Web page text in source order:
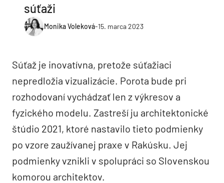
súťaži
Monika Voleková-15. marca 2023
Súťaž je inovatívna, pretože súťažiaci
nepredložia vizualizácie. Porota bude pri
rozhodovaní vychádzať len z výkresov a
fyzického modelu. Zastreší ju architektonické
štúdio 2021, ktoré nastavilo tieto podmienky
po vzore zaužívanej praxe v Rakúsku. Jej
podmienky vznikli v spolupráci so Slovenskou
komorou architektov.